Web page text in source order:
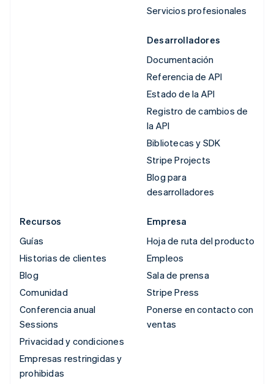
Servicios profesionales
Desarrolladores
Documentación
Referencia de API
Estado de la API
Registro de cambios de
la API
Bibliotecas y SDK
Stripe Projects
Blog para
desarrolladores
Recursos
Guías
Historias de clientes
Blog
Comunidad
Conferencia anual
Sessions
Privacidad y condiciones
Empresas restringidas y
prohibidas
Empresa
Hoja de ruta del producto
Empleos
Sala de prensa
Stripe Press
Ponerse en contacto con
ventas